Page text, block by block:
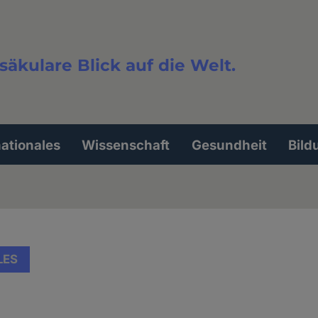
Blick auf die Welt.
Wissenschaft Gesundheit